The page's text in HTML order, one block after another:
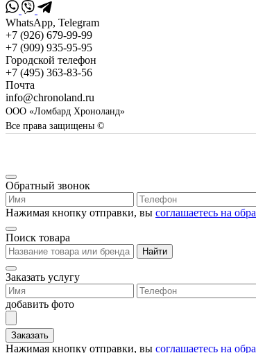
WhatsApp, Telegram
+7 (926) 679-99-99
+7 (909) 935-95-95
Городской телефон
+7 (495) 363-83-56
Почта
info@chronoland.ru
ООО «Ломбард Хроноланд»
Все права защищены ©
Обратный звонок
Нажимая кнопку отправки, вы соглашаетесь на
Поиск товара
Найти
Заказать услугу
добавить фото
Заказать
Нажимая кнопку отправки, вы соглашаетесь на